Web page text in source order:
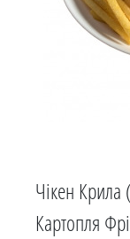
Чікен
Картопля